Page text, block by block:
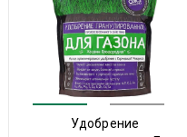
Удобрение